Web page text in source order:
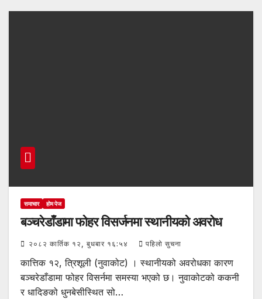
समाचार होम पेज
बञ्चरेडाँडामा फोहर विसर्जनमा स्थानीयको अवरोध
२०८२ कार्तिक १२, बुधबार १६:५४ पहिलो सुचना
कात्तिक १२, त्रिशूली (नुवाकोट) । स्थानीयको अवरोधका कारण
बञ्चरेडाँडामा फोहर विसर्नमा समस्या भएको छ। नुवाकोटको ककनी
र धादिङको धुनबेसीस्थित सो…